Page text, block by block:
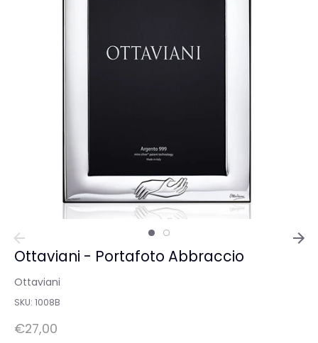
Ottaviani - Portafoto Abbraccio
Ottaviani
SKU: 1008B
€27,00